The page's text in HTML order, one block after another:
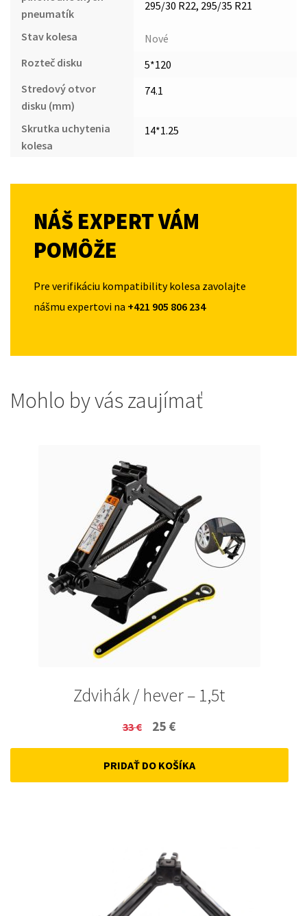
pneumatík
295/30 R22, 295/35 R21
Stav kolesa
Nové
Rozteč disku
5*120
Stredový otvor
disku (mm)
74.1
Skrutka uchytenia
kolesa
14*1.25
NÁŠ EXPERT VÁM
POMÔŽE
Pre verifikáciu kompatibility kolesa zavolajte
nášmu expertovi na +421 905 806 234
Mohlo by vás zaujímať
Zdvihák / hever – 1,5t
33€
Original
price
was:
25 €
price
is:
PRIDAŤ DO KOŠÍKA